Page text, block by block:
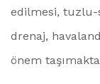
edilmesi, tuzlu-
drenaj,
önem